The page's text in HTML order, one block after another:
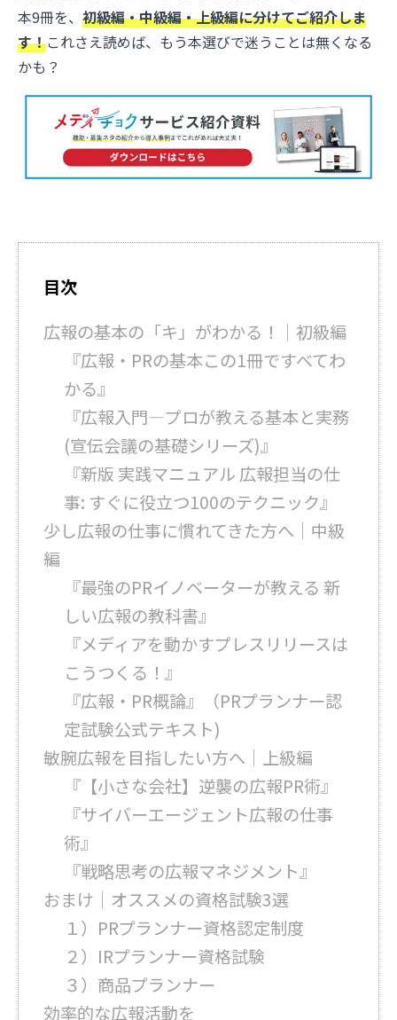
本9冊を、 初級編・中級編・上級編に分けてご紹介しま
す！これさえ読めば、もう本選びで迷うことは無くなる
かも？
目次
広報の基本の「キ」がわかる！｜初級編
『広報・PRの基本この1冊ですべてわ
かる』
『広報入門―プロが教える基本と実務
(宣伝会議の基礎シリーズ)』
『新版 実践マニュアル 広報担当の仕
事: すぐに役立つ100のテクニック』
少し広報の仕事に慣れてきた方へ｜中級
編
『最強のPRイノベーターが教える 新
しい広報の教科書』
『メディアを動かすプレスリリースは
こうつくる！』
『広報・PR概論』（PRプランナー認
定試験公式テキスト)
敏腕広報を目指したい方へ｜上級編
『【小さな会社】逆襲の広報PR術』
『サイバーエージェント広報の仕事
術』
『戦略思考の広報マネジメント』
おまけ｜オススメの資格試験3選
１）PRプランナー資格認定制度
２）IRプランナー資格試験
３）商品プランナー
効率的な広報活動を